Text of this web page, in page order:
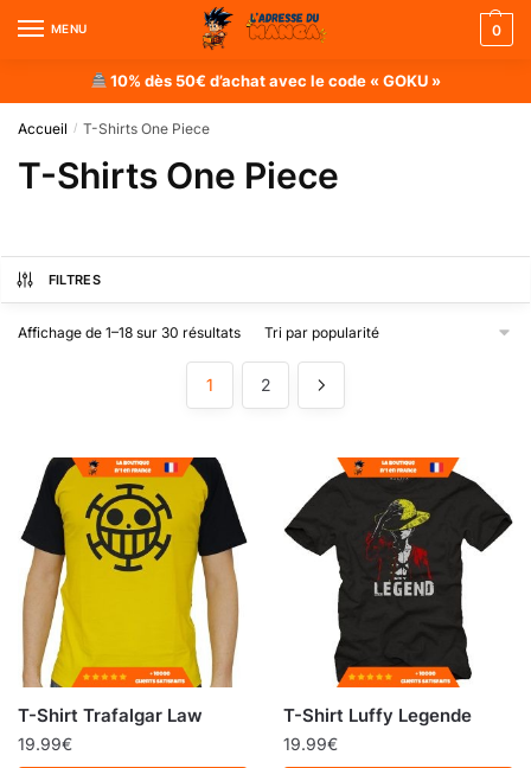
MENU 0
10% dès 50€ d’achat avec le code « GOKU »
Accueil / T-Shirts One Piece
T-Shirts One Piece
FILTRES
Affichage de 1–18 sur 30 résultats
1 2
T-Shirt Trafalgar Law
19.99€
T-Shirt Luffy Legende
19.99€